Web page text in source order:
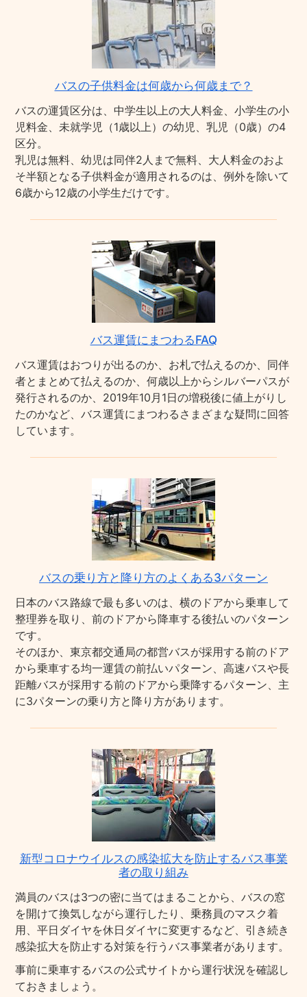
バスの子供料金は何歳から何歳まで？
バスの運賃区分は、中学生以上の大人料金、小学生の小
児料金、未就学児（1歳以上）の幼児、乳児（0歳）の4
区分。
乳児は無料、幼児は同伴2人まで無料、大人料金のおよ
そ半額となる子供料金が適用されるのは、例外を除いて
6歳から12歳の小学生だけです。
バス運賃にまつわるFAQ
バス運賃はおつりが出るのか、お札で払えるのか、同伴
者とまとめて払えるのか、何歳以上からシルバーパスが
発行されるのか、2019年10月1日の増税後に値上がりし
たのかなど、バス運賃にまつわるさまざまな疑問に回答
しています。
バスの乗り方と降り方のよくある3パターン
日本のバス路線で最も多いのは、横のドアから乗車して
整理券を取り、前のドアから降車する後払いのパターン
です。
そのほか、東京都交通局の都営バスが採用する前のドア
から乗車する均一運賃の前払いパターン、高速バスや長
距離バスが採用する前のドアから乗降するパターン、主
に3パターンの乗り方と降り方があります。
新型コロナウイルスの感染拡大を防止するバス事業
者の取り組み
満員のバスは3つの密に当てはまることから、バスの窓
を開けて換気しながら運行したり、乗務員のマスク着
用、平日ダイヤを休日ダイヤに変更するなど、引き続き
感染拡大を防止する対策を行うバス事業者があります。
事前に乗車するバスの公式サイトから運行状況を確認し
ておきましょう。